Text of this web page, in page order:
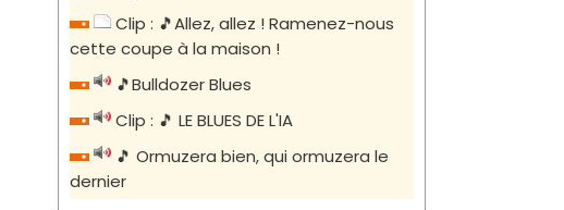
Clip : 🎵Allez, allez ! Ramenez-nous
cette coupe à la maison !
🎵Bulldozer Blues
Clip : 🎵 LE BLUES DE L'IA
🎵 Ormuzera bien, qui ormuzera le
dernier